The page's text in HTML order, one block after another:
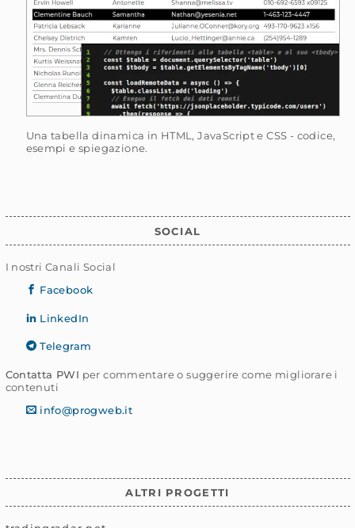
Una tabella dinamica in HTML, JavaScript e CSS - codice,
esempi e spiegazione.
SOCIAL
I nostri Canali Social
Facebook
LinkedIn
Telegram
Contatta PWI per commentare o suggerire come migliorare i
contenuti
info@progweb.it
ALTRI PROGETTI